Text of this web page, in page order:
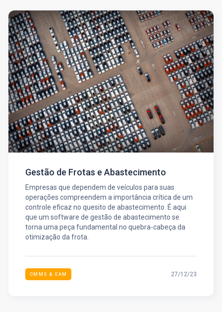
Gestão de Frotas e Abastecimento
Empresas que dependem de veículos para suas
operações compreendem a importância crítica de um
controle eficaz no quesito de abastecimento. É aqui
que um software de gestão de abastecimento se
torna uma peça fundamental no quebra-cabeça da
otimização da frota.
CMMS & EAM 27/12/23